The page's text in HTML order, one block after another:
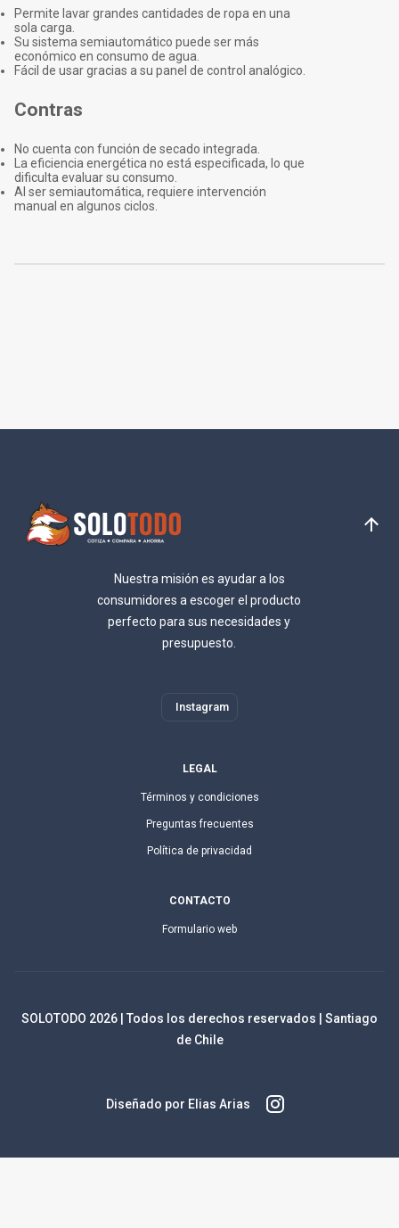
Permite lavar grandes cantidades de ropa en una
sola carga.
Su sistema semiautomático puede ser más
económico en consumo de agua.
Fácil de usar gracias a su panel de control analógico.
Contras
No cuenta con función de secado integrada.
La eficiencia energética no está especificada, lo que
dificulta evaluar su consumo.
Al ser semiautomática, requiere intervención
manual en algunos ciclos.
Nuestra misión es ayudar a los
consumidores a escoger el producto
perfecto para sus necesidades y
presupuesto.
Instagram
LEGAL
Términos y condiciones
Preguntas frecuentes
Política de privacidad
CONTACTO
Formulario web
SOLOTODO 2026 | Todos los derechos reservados | Santiago
de Chile
Diseñado por Elias Arias